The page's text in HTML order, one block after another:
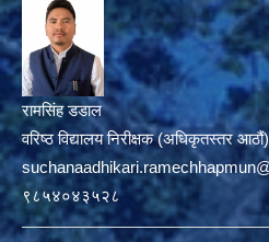
रामसिंह डडाल
वरिष्ठ विद्यालय निरीक्षक (अधिकृतस्तर आठौं)
९८५४०४३५२८